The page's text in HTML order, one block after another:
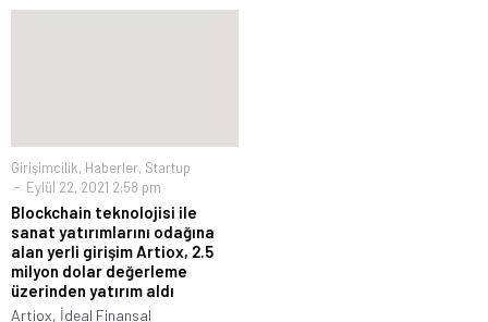
Girişimcilik, Haberler, Startup
Eylül 22, 2021 2:58 pm
Blockchain teknolojisi ile
sanat yatırımlarını odağına
alan yerli girişim Artiox, 2.5
milyon dolar değerleme
üzerinden yatırım aldı
Artiox, İdeal Finansal